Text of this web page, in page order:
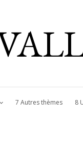
7 Autres thèmes 8